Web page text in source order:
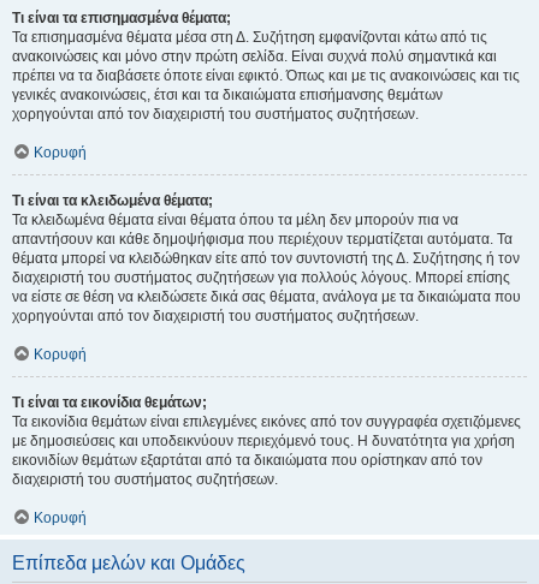
Τι είναι τα επισημασμένα θέματα;
Τα επισημασμένα θέματα μέσα στη Δ. Συζήτηση εμφανίζονται κάτω από τις
ανακοινώσεις και μόνο στην πρώτη σελίδα. Είναι συχνά πολύ σημαντικά και
πρέπει να τα διαβάσετε όποτε είναι εφικτό. Όπως και με τις ανακοινώσεις και τις
γενικές ανακοινώσεις, έτσι και τα δικαιώματα επισήμανσης θεμάτων
χορηγούνται από τον διαχειριστή του συστήματος συζητήσεων.
Κορυφή
Τι είναι τα κλειδωμένα θέματα;
Τα κλειδωμένα θέματα είναι θέματα όπου τα μέλη δεν μπορούν πια να
απαντήσουν και κάθε δημοψήφισμα που περιέχουν τερματίζεται αυτόματα. Τα
θέματα μπορεί να κλειδώθηκαν είτε από τον συντονιστή της Δ. Συζήτησης ή τον
διαχειριστή του συστήματος συζητήσεων για πολλούς λόγους. Μπορεί επίσης
να είστε σε θέση να κλειδώσετε δικά σας θέματα, ανάλογα με τα δικαιώματα που
χορηγούνται από τον διαχειριστή του συστήματος συζητήσεων.
Κορυφή
Τι είναι τα εικονίδια θεμάτων;
Τα εικονίδια θεμάτων είναι επιλεγμένες εικόνες από τον συγγραφέα σχετιζόμενες
με δημοσιεύσεις και υποδεικνύουν περιεχόμενό τους. Η δυνατότητα για χρήση
εικονιδίων θεμάτων εξαρτάται από τα δικαιώματα που ορίστηκαν από τον
διαχειριστή του συστήματος συζητήσεων.
Κορυφή
Επίπεδα μελών και Ομάδες